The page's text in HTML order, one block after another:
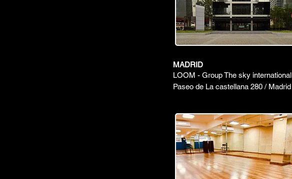
MADRID
LOOM - Group The sky international
Paseo de La castellana 280 / Madrid